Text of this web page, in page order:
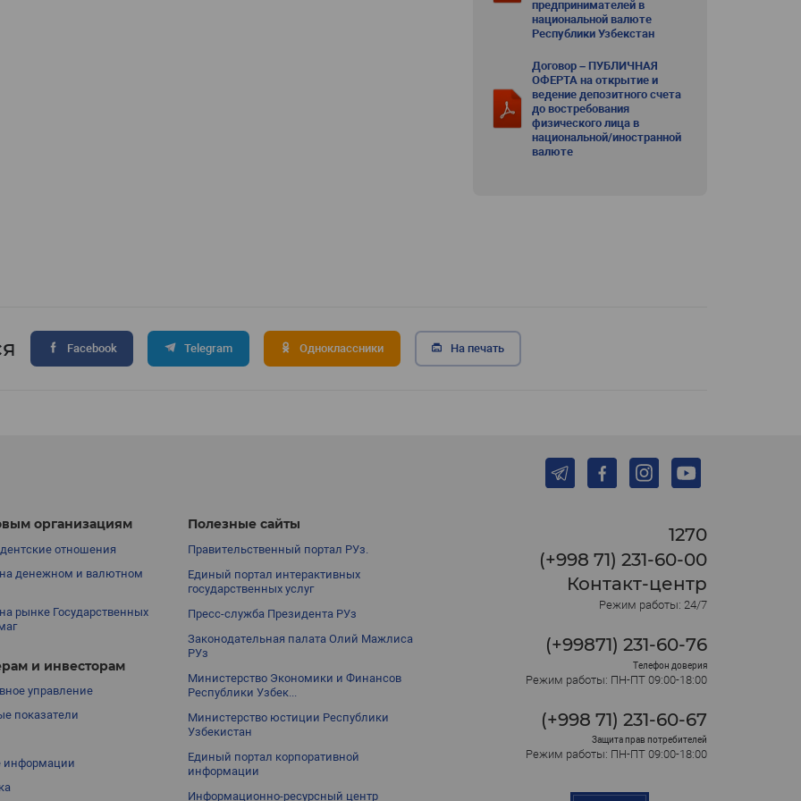
предпринимателей в
национальной валюте
Республики Узбекстан
Договор – ПУБЛИЧНАЯ
ОФЕРТА на открытие и
ведение депозитного счета
до востребования
физического лица в
национальной/иностранной
валюте
Facebook Telegram Одноклассники На печать
организациям
отношения
денежном и валютном
рынке Государственных
и инвесторам
управление
показатели
информации
Полезные сайты
Правительственный портал РУз.
Единый портал интерактивных
государственных услуг
Пресс-служба Президента РУз
Законодательная палата Олий Мажлиса
РУз
Министерство Экономики и Финансов
Республики Узбек...
Министерство юстиции Республики
Узбекистан
Единый портал корпоративной
информации
Информационно-ресурсный центр
1270
(+998 71) 231-60-00
Контакт-центр
Режим работы: 24/7
(+99871) 231-60-76
Телефон доверия
Режим работы: ПН-ПТ 09:00-18:00
(+998 71) 231-60-67
Защита прав потребителей
Режим работы: ПН-ПТ 09:00-18:00